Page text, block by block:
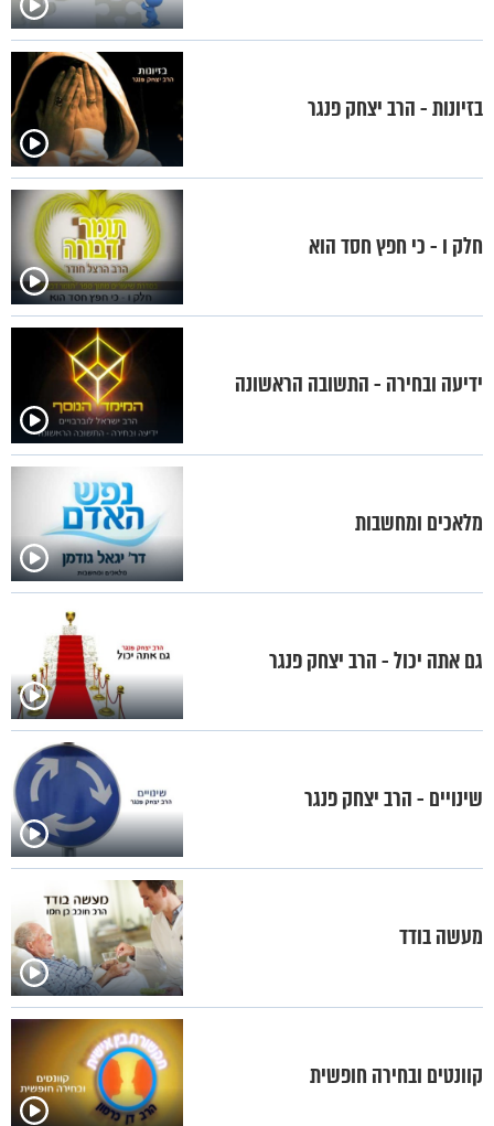
בזיונות - הרב יצחק פנגר
חלק ו - כי חפץ חסד הוא
ידיעה ובחירה - התשובה הראשונה
מלאכים ומחשבות
גם אתה יכול - הרב יצחק פנגר
שינויים - הרב יצחק פנגר
מעשה בודד
קוונטים ובחירה חופשית